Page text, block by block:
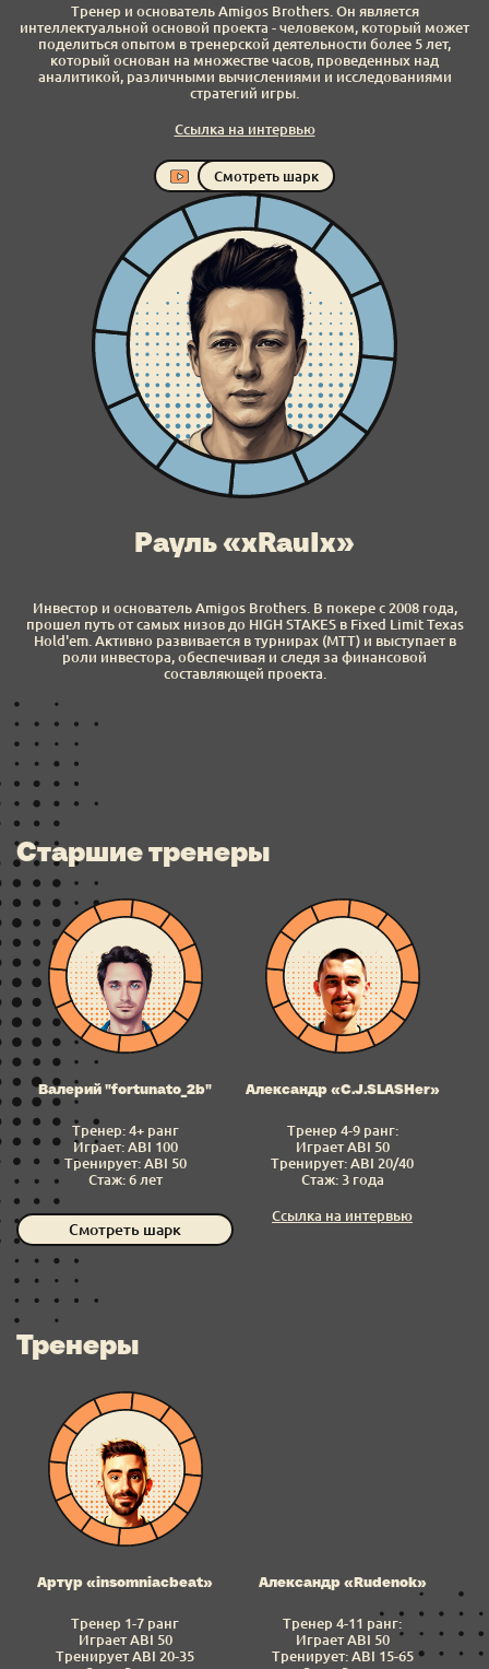
Тренер и основатель Amigos Brothers. Он является
интеллектуальной основой проекта - человеком, который может
поделиться опытом в тренерской деятельности более 5 лет,
который основан на множестве часов, проведенных над
аналитикой, различными вычислениями и исследованиями
стратегий игры.
Ссылка на интервью
Смотреть шарк
Рауль «xRauIx»
Инвестор и основатель Amigos Brothers. В покере с 2008 года,
прошел путь от самых низов до HIGH STAKES в Fixed Limit Texas
Hold'em. Активно развивается в турнирах (МТТ) и выступает в
роли инвестора, обеспечивая и следя за финансовой
составляющей проекта.
Старшие тренеры
Валерий "fortunato_2b"
Тренер: 4+ ранг
Играет: ABI 100
Тренирует: ABI 50
Стаж: 6 лет
Смотреть шарк
Александр «C.J.SLASHer»
Тренер 4-9 ранг:
Играет ABI 50
Тренирует: ABI 20/40
Стаж: 3 года
Ссылка на интервью
Тренеры
Артур «insomniacbeat»
Тренер 1-7 ранг
Играет ABI 50
Тренирует ABI 20-35
Александр «Rudenok»
Тренер 4-11 ранг:
Играет ABI 50
Тренирует: ABI 15-65